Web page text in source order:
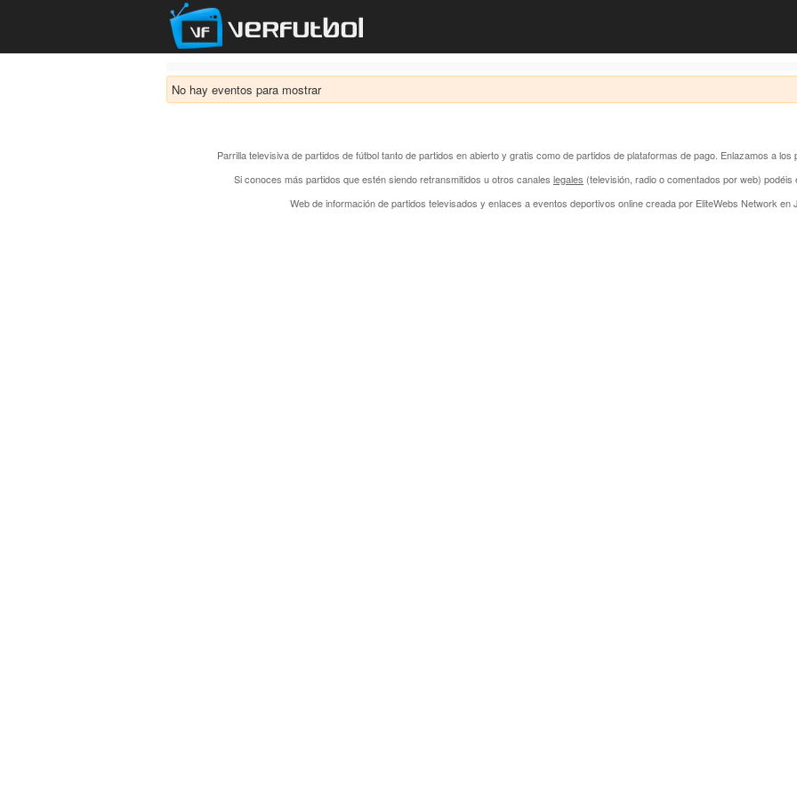
No hay eventos para mostrar
Parrilla televisiva de partidos de fútbol tanto de partidos en abierto y gratis como de partidos de plataformas de pago. Enlazamos a los
Si conoces más partidos que estén siendo retransmitidos u otros canales legales (televisión, radio o comentados por web)
Web de información de partidos televisados y enlaces a eventos deportivos online creada por EliteWebs Network en